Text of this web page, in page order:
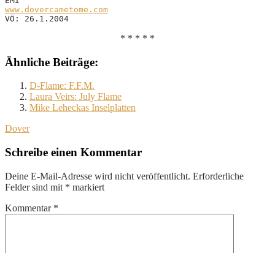
www.dovercametome.com
VÖ: 26.1.2004
* * * * *
Ähnliche Beiträge:
D-Flame: F.F.M.
Laura Veirs: July Flame
Mike Leheckas Inselplatten
Dover
Schreibe einen Kommentar
Deine E-Mail-Adresse wird nicht veröffentlicht. Erforderliche
Felder sind mit * markiert
Kommentar *